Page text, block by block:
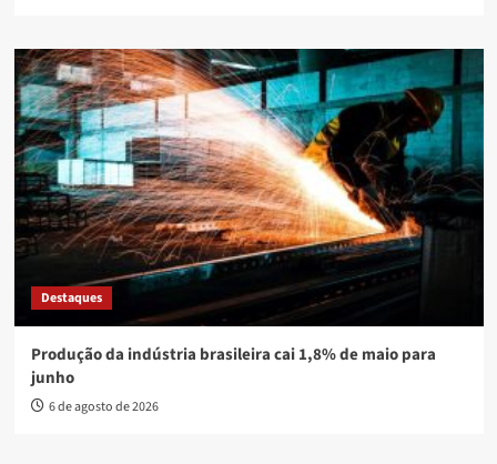
Destaques
Produção da indústria brasileira cai 1,8% de maio para
junho
6 de agosto de 2026